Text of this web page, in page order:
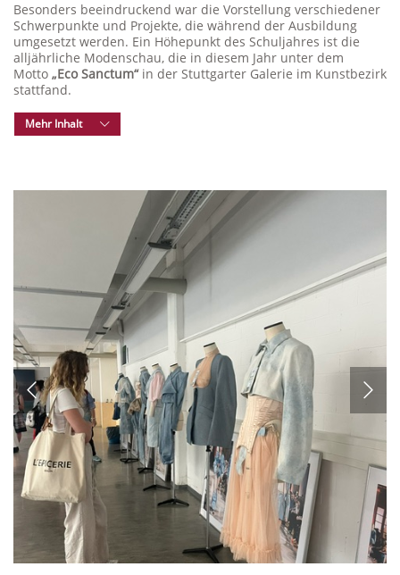
Besonders beeindruckend war die Vorstellung verschiedener
Schwerpunkte und Projekte, die während der Ausbildung
umgesetzt werden. Ein Höhepunkt des Schuljahres ist die
alljährliche Modenschau, die in diesem Jahr unter dem
Motto „Eco Sanctum“in der Stuttgarter Galerie im Kunstbezirk
stattfand.
Mehr Inhalt